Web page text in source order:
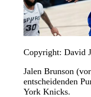
Copyright: David
Jalen Brunson
entscheidenden
York Knicks.